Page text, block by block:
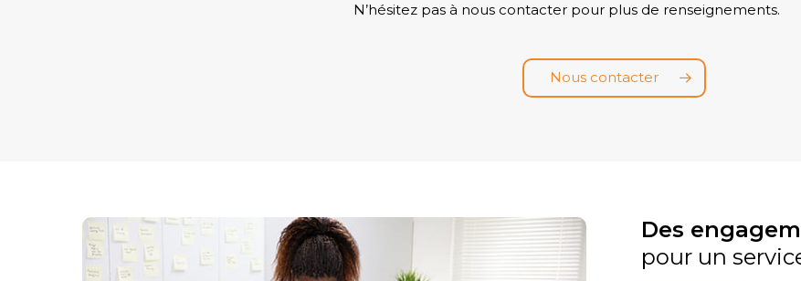
N’hésitez pas à nous contacter pour plus de renseignements.
Nous contacter
Des
pour un